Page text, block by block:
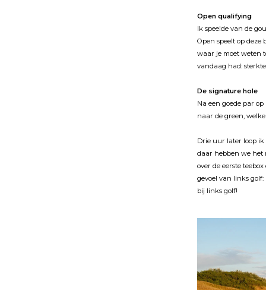
Open qualifying
Ik speelde van de
Open speelt op
waar je moet weten
vandaag had:
De signature hole
Na een goede par
naar de green,
Drie uur later loop ik
daar hebben we het
over de eerste
gevoel van links
bij links golf!